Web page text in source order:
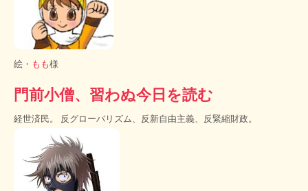
絵・ もも様
門前小僧、習わぬ今日を読む
経世済民。 反グローバリズム、反新自由主義、反緊縮財政。